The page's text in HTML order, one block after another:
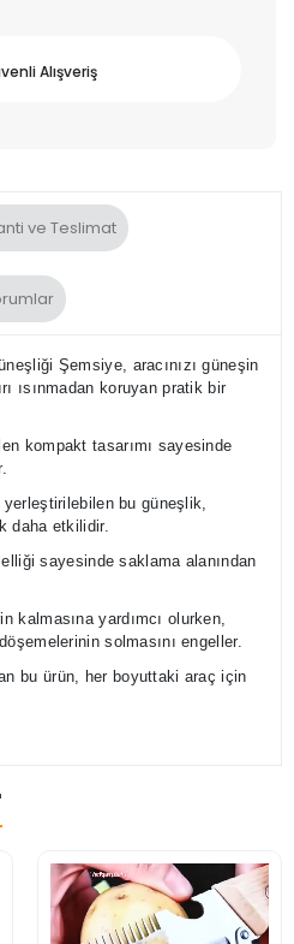
Alışveriş
ve Teslimat
Şemsiye, aracınızı güneşin
ısınmadan koruyan pratik bir
kompakt tasarımı sayesinde
yerleştirilebilen bu güneşlik,
daha etkilidir.
sayesinde saklama alanından
kalmasına yardımcı olurken,
solmasını engeller.
bu ürün, her boyuttaki araç için